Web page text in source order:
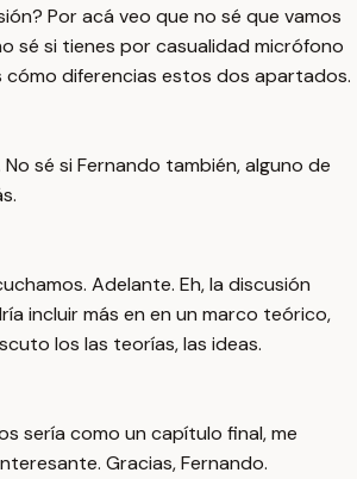
Por acá veo que no sé que vamos
sé si tienes por casualidad micrófono
diferencias estos dos apartados.
sé si Fernando también, alguno de
Adelante. Eh, la discusión
incluir más en en un marco teórico,
los las teorías, las ideas.
sería como un capítulo final, me
Gracias, Fernando.